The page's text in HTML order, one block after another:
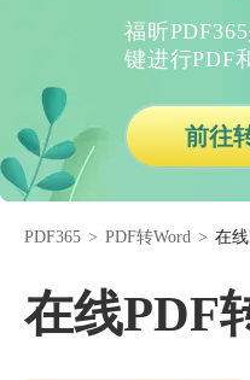
福昕
键进行PDF
前往
PDF365 > PDF转Word > 在
在线PDF